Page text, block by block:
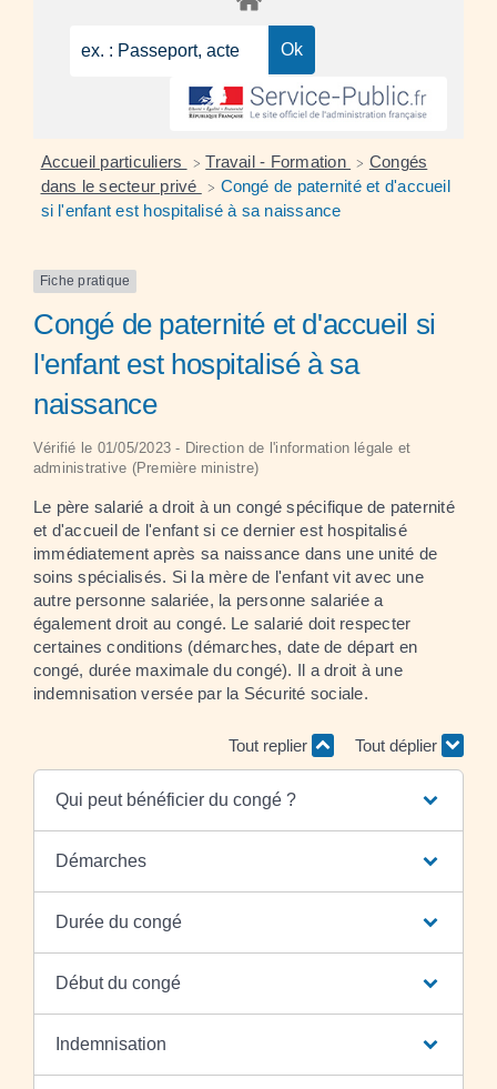
Accueil particuliers > Travail - Formation > Congés
dans le secteur privé
> Congé de paternité et d'accueil
si l'enfant est hospitalisé à sa naissance
Fiche pratique
Congé de paternité et d'accueil si
l'enfant est hospitalisé à sa
naissance
Vérifié le 01/05/2023 - Direction de l'information légale et
administrative (Première ministre)
Le père salarié a droit à un congé spécifique de paternité
et d'accueil de l'enfant si ce dernier est hospitalisé
immédiatement après sa naissance dans une unité de
soins spécialisés. Si la mère de l'enfant vit avec une
autre personne salariée, la personne salariée a
également droit au congé. Le salarié doit respecter
certaines conditions (démarches, date de départ en
congé, durée maximale du congé). Il a droit à une
indemnisation versée par la Sécurité sociale.
Tout replier Tout déplier
Qui peut bénéficier du congé ?
Démarches
Durée du congé
Début du congé
Indemnisation